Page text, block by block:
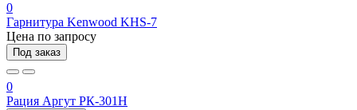
0
Гарнитура Kenwood KHS-7
Цена по запросу
Под заказ
0
Рация Аргут РК-301Н